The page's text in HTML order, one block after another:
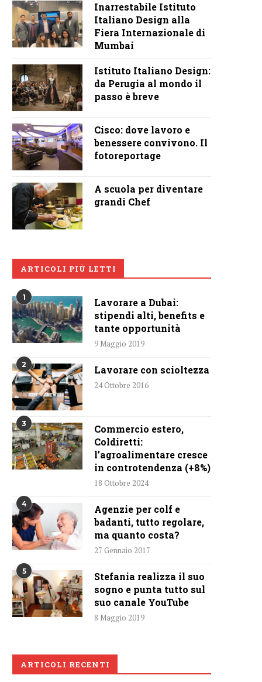
Inarrestabile Istituto
Italiano Design alla
Fiera Internazionale di
Mumbai
Istituto Italiano Design:
da Perugia al mondo il
passo è breve
Cisco: dove lavoro e
benessere convivono. Il
fotoreportage
A scuola per diventare
grandi Chef
ARTICOLI PIÙ LETTI
1
Lavorare a Dubai:
stipendi alti, benefits e
tante opportunità
9 Maggio 2019
2 Lavorare con scioltezza
24 Ottobre 2016
3
Commercio estero,
Coldiretti:
l’agroalimentare cresce
in controtendenza (+8%)
18 Ottobre 2024
4
Agenzie per colf e
badanti, tutto regolare,
ma quanto costa?
27 Gennaio 2017
5
Stefania realizza il suo
sogno e punta tutto sul
suo canale YouTube
8 Maggio 2019
ARTICOLI RECENTI